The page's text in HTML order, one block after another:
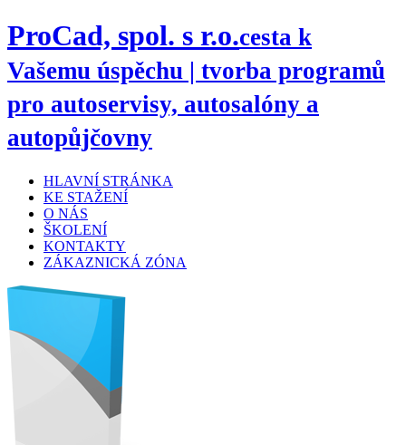
ProCad, spol. s r.o.cesta k
Vašemu úspěchu | tvorba programů
pro autoservisy, autosalóny a
autopůjčovny
HLAVNÍ STRÁNKA
KE STAŽENÍ
O NÁS
ŠKOLENÍ
KONTAKTY
ZÁKAZNICKÁ ZÓNA